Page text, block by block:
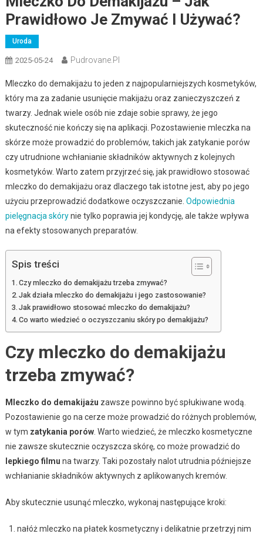
Prawidłowo Je Zmywać I Używać?
Uroda
2025-05-24 Pudrovane.pl
Mleczko do demakijażu to jeden z najpopularniejszych kosmetyków,
który ma za zadanie usunięcie makijażu oraz zanieczyszczeń z
twarzy. Jednak wiele osób nie zdaje sobie sprawy, że jego
skuteczność nie kończy się na aplikacji. Pozostawienie mleczka na
skórze może prowadzić do problemów, takich jak zatykanie porów
czy utrudnione wchłanianie składników aktywnych z kolejnych
kosmetyków. Warto zatem przyjrzeć się, jak prawidłowo stosować
mleczko do demakijażu oraz dlaczego tak istotne jest, aby po jego
użyciu przeprowadzić dodatkowe oczyszczanie. Odpowiednia
pielęgnacja skórynie tylko poprawia jej kondycję, ale także wpływa
na efekty stosowanych preparatów.
Spis treści
Czy mleczko do demakijażu trzeba zmywać?
Jak działa mleczko do demakijażu i jego zastosowanie?
Jak prawidłowo stosować mleczko do demakijażu?
Co warto wiedzieć o oczyszczaniu skóry po demakijażu?
Czy mleczko do demakijażu
trzeba zmywać?
Mleczko do demakijażu zawsze powinno być spłukiwane wodą.
Pozostawienie go na cerze może prowadzić do różnych problemów,
w tym zatykania porów. Warto wiedzieć, że mleczko kosmetyczne
nie zawsze skutecznie oczyszcza skórę, co może prowadzić do
lepkiego filmu na twarzy. Taki pozostały nalot utrudnia późniejsze
wchłanianie składników aktywnych z aplikowanych kremów.
Aby skutecznie usunąć mleczko, wykonaj następujące kroki:
nałóż mleczko na płatek kosmetyczny i delikatnie przetrzyj nim